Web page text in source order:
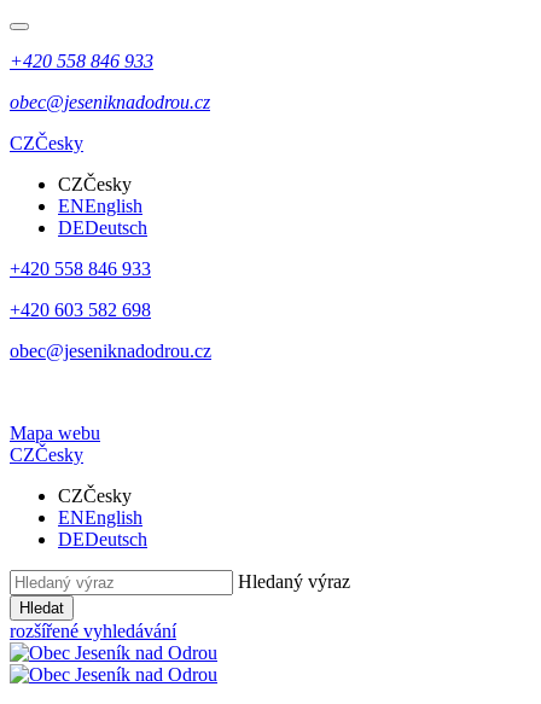
+420 558 846 933
obec@jeseniknadodrou.cz
CZČesky
CZČesky
ENEnglish
DEDeutsch
+420 558 846 933
+420 603 582 698
obec@jeseniknadodrou.cz
Mapa webu
CZČesky
CZČesky
ENEnglish
DEDeutsch
Hledaný výraz
Hledat
rozšířené vyhledávání